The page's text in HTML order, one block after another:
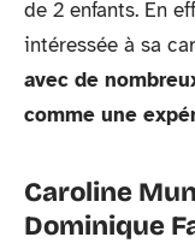
de 2 enfants. En
intéressée à sa
avec de
comme une
Caroline
Dominique